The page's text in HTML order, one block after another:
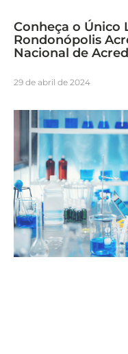
Conheça o Único
Rondonópolis
Nacional de
29 de abril de 2024